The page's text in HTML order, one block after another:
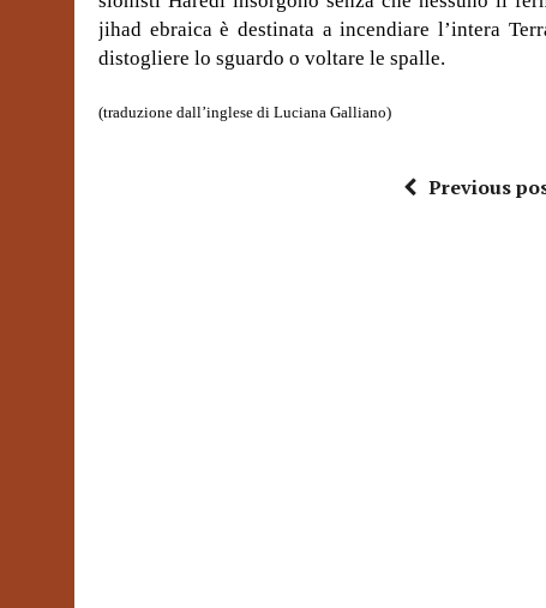
jihad ebraica è destinata a incendiare l’intera
distogliere lo sguardo o voltare le spalle.
(traduzione dall’inglese di Luciana Galliano)
Previous